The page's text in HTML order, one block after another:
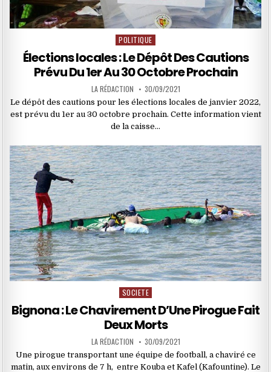
Posted
POLITIQUE
Élections locales : Le Dépôt Des Cautions
Prévu Du 1er Au 30 Octobre Prochain
LA RÉDACTION 30/09/2021
Le dépôt des cautions pour les élections locales de janvier 2022,
est prévu du 1er au 30 octobre prochain. Cette information vient
de la caisse…
Posted
SOCIETE
Bignona : Le Chavirement D’Une Pirogue Fait
Deux Morts
LA RÉDACTION 30/09/2021
Une pirogue transportant une équipe de football, a chaviré ce
matin, aux environs de 7 h, entre Kouba et Kafel (Kafountine). Le